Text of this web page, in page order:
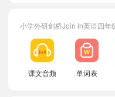
小学外研剑桥Join In英语四年
课文音频 单词表
小宝173419 正在学习